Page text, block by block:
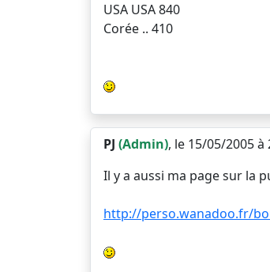
USA USA 840
Corée .. 410
PJ (Admin), le 15/05/2005 à
Il y a aussi ma page sur la
http://perso.wanadoo.fr/